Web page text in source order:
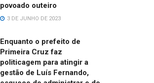
povoado outeiro
3 DE JUNHO DE 2023
Enquanto o prefeito de
Primeira Cruz faz
politicagem para atingir a
gestão de Luís Fernando,